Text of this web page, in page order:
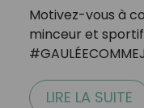
Motivez-vous à
minceur et
LIRE LA SUITE